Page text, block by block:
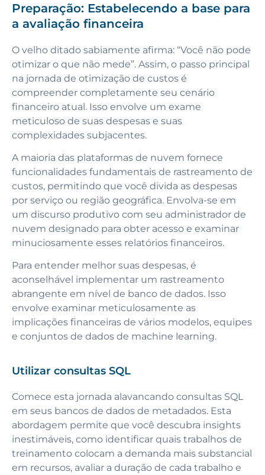
Preparação: Estabelecendo a base para
a avaliação financeira
O velho ditado sabiamente afirma: “Você não pode
otimizar o que não mede”. Assim, o passo principal
na jornada de otimização de custos é
compreender completamente seu cenário
financeiro atual. Isso envolve um exame
meticuloso de suas despesas e suas
complexidades subjacentes.
A maioria das plataformas de nuvem fornece
funcionalidades fundamentais de rastreamento de
custos, permitindo que você divida as despesas
por serviço ou região geográfica. Envolva-se em
um discurso produtivo com seu administrador de
nuvem designado para obter acesso e examinar
minuciosamente esses relatórios financeiros.
Para entender melhor suas despesas, é
aconselhável implementar um rastreamento
abrangente em nível de banco de dados. Isso
envolve examinar meticulosamente as
implicações financeiras de vários modelos, equipes
e conjuntos de dados de machine learning.
Utilizar consultas SQL
Comece esta jornada alavancando consultas SQL
em seus bancos de dados de metadados. Esta
abordagem permite que você descubra insights
inestimáveis, como identificar quais trabalhos de
treinamento colocam a demanda mais substancial
em recursos, avaliar a duração de cada trabalho e